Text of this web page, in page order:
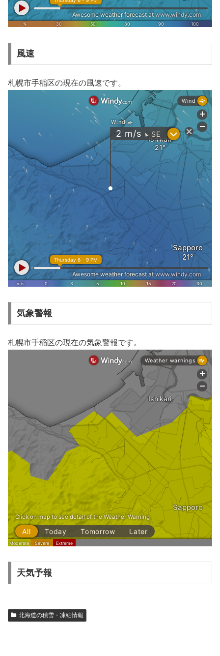
風速
札幌市手稲区の現在の風速です。
気象警報
札幌市手稲区の現在の気象警報です。
天気予報
北海道の積雪・凍結情報